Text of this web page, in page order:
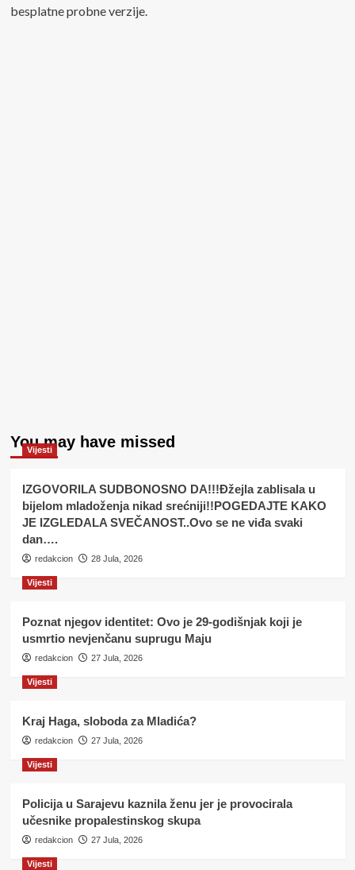
besplatne probne verzije.
You may have missed
Vijesti
IZGOVORILA SUDBONOSNO DA!!!Đžejla zablisala u
bijelom mladoženja nikad srećniji!!POGEDAJTE KAKO
JE IZGLEDALA SVEČANOST..Ovo se ne viđa svaki
dan….
redakcion 28 Jula, 2026
Vijesti
Poznat njegov identitet: Ovo je 29-godišnjak koji je
usmrtio nevjenčanu suprugu Maju
redakcion 27 Jula, 2026
Vijesti
Kraj Haga, sloboda za Mladića?
redakcion 27 Jula, 2026
Vijesti
Policija u Sarajevu kaznila ženu jer je provocirala
učesnike propalestinskog skupa
redakcion 27 Jula, 2026
Vijesti